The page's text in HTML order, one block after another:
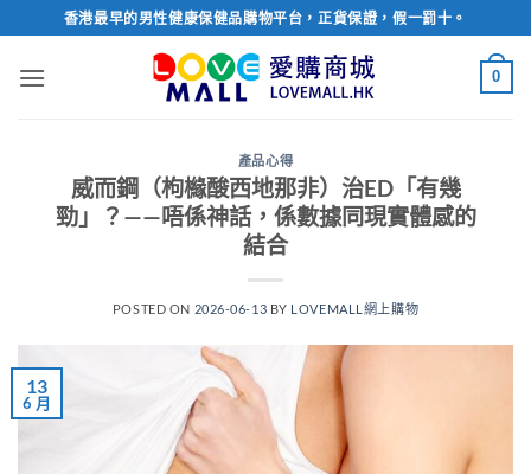
to
content
香港最早的男性健康保健品購物平台，正貨保證，假一罰十。
0
產品心得
威而鋼（枸櫞酸西地那非）治ED「有幾
勁」？——唔係神話，係數據同現實體感的
結合
POSTED ON 2026-06-13 BY LOVEMALL網上購物
13
6 月